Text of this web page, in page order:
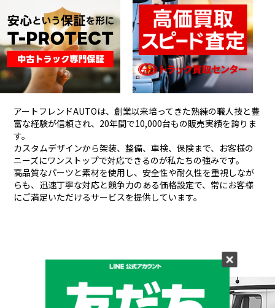
アートフレンドAUTOは、創業以来培ってきた熟練の職人技と豊
富な経験が信頼され、 20年間で10,000台もの販売実績を誇りま
す。
カスタムデザインから架装、整備、車検、保険まで、お客様の
ニーズにワンストップで対応できるのが私たちの強みです。
高品質なパーツと素材を使用し、安全性や耐久性を重視しなが
らも、 迅速丁寧な対応と競争力のある価格設定で、常にお客様
にご満足いただけるサービスを提供しています。
メーカーと形状から探す
BRAND & TYPE